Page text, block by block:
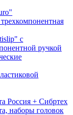
с
ручкой
Россия + Сибртех
наборы головок